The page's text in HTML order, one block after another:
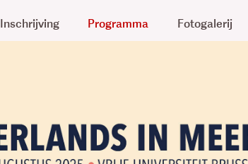
Inschrijving Programma Fotogalerij